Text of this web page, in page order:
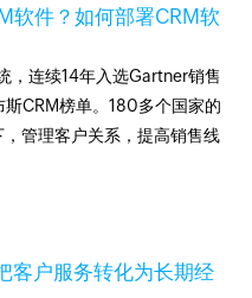
软件？如何部署CRM软
，连续14年入选Gartner销售
CRM榜单。180多个国家的
管理客户关系，提高销售线